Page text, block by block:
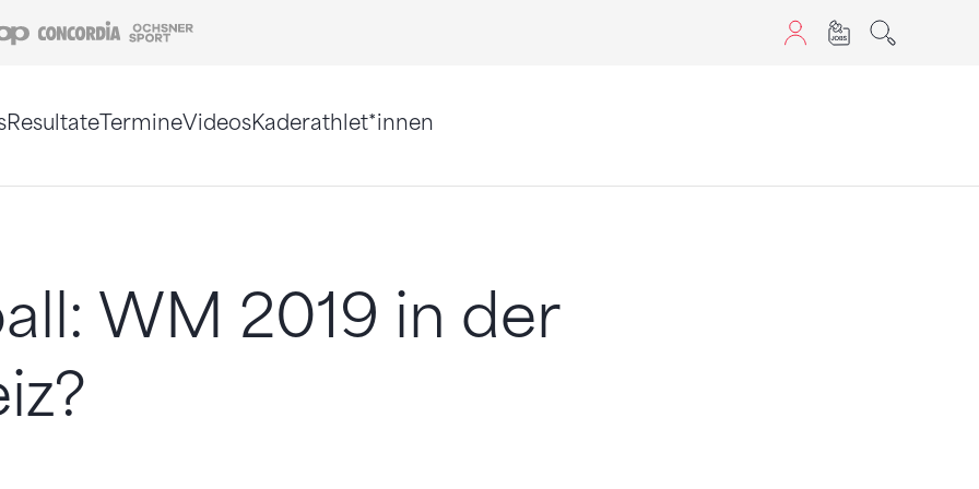
Coop Concordia
ResultateTermineVideosKaderathlet*innen
WM 2019 in der